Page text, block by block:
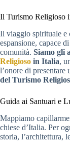
Il Turismo Religioso
Il viaggio spirituale e
espansione, capace
comunità. Siamo gli
Religioso in Italia,
l’onore di presentare
del Turismo
Guida ai Santuari e
Mappiamo
chiese d’Italia. Per
storia, l’architettura,